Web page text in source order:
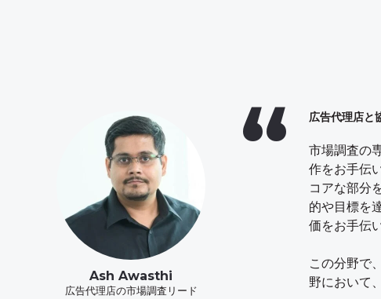
Ash Awasthi
広告代理店の市場調査リード
広告代理店と
市場調査の
作をお手伝
コアな部分
的や目標を
価をお手伝
この分野で
野において
Cindi Collette
農業市場調査リード
農業事業者が
当社は、ヨ
ます。セク
ンサイトを
野の顧客層
切り花栽培
したり、農
Amy Lo
アニマルヘルス市場調査リード
私たちは、ア
経験を持って
長年にわた
で、ビジネ
生虫駆除剤
の行動や様
質の高いイ
場チャンス
Bianca Abulafia
自動車市場調査リード
私たちは、車
当社チーム
など、日常
新世代ドラ
ソリューシ
Ellie Tehrani
BtoB市場調査リード
企業がBtoB顧
当社は、
私たちは、
械ディーラ
が可能です
主要なBtoB
例えば、新
Ellie Tehrani
消費財市場調査リード
消費者向け製
ユニリーバ
界の大手企
はカバー
Digo Alanda
Eコマース市場調査リード
私たちは、強
Eコマー
だからこそ
掘されてい
一歩先を行